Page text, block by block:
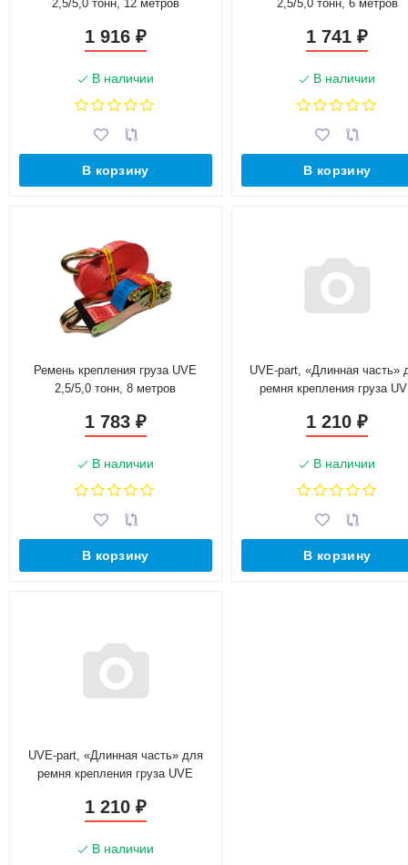
2,5/5,0 тонн, 12 метров
1 916 ₽
В наличии
В корзину
2,5/5,0 тонн, 6 метров
1 741₽
В наличии
В корзину
Ремень крепления груза UVE
2,5/5,0 тонн, 8 метров
1 783 ₽
В наличии
В корзину
UVE-part, «Длинная часть»
ремня крепления груза
1 210₽
В наличии
В корзину
UVE-part, «Длинная часть» для
ремня крепления груза UVE
1 210 ₽
В наличии